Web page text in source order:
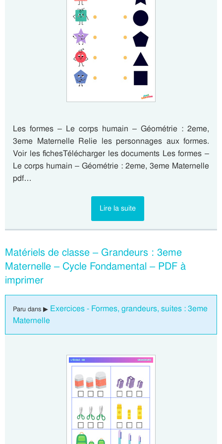
Les formes – Le corps humain – Géométrie : 2eme,
3eme Maternelle Relie les personnages aux formes.
Voir les fichesTélécharger les documents Les formes –
Le corps humain – Géométrie : 2eme, 3eme Maternelle
pdf…
Lire la suite
Matériels de classe – Grandeurs : 3eme
Maternelle – Cycle Fondamental – PDF à
imprimer
Paru dans ▶ Exercices - Formes, grandeurs, suites : 3eme
Maternelle